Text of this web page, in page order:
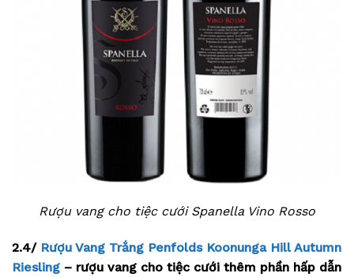
Rượu vang cho tiệc cưới Spanella Vino Rosso
2.4/ Rượu Vang Trắng Penfolds Koonunga Hill Autumn
Riesling – rượu vang cho tiệc cưới thêm phần hấp dẫn